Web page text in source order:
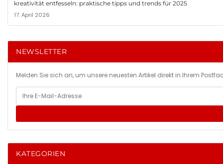
kreativität entfesseln: praktische tipps und trends für 2025
17. April 2026
NEWSLETTER
Melden Sie sich an, um unsere neuesten Artikel direkt in Ihrem
KATEGORIEN